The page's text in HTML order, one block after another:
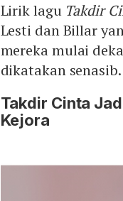
Lirik lagu Takdir
Lesti dan Billar
mereka mulai
dikatakan senasib.
Takdir Cinta
Kejora